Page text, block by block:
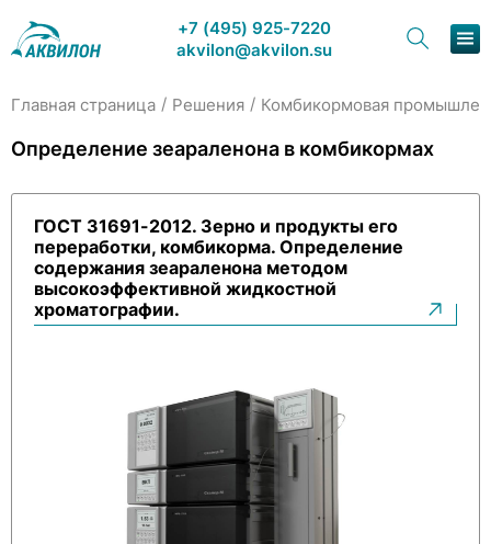
+7 (495) 925-7220
akvilon@akvilon.su
Сервис и ремонт
Главная страница / Решения / Комбикормовая
Определение зеараленона в комбикормах
ГОСТ 31691-2012. Зерно и продукты его
переработки, комбикорма. Определение
содержания зеараленона методом
высокоэффективной жидкостной
хроматографии.